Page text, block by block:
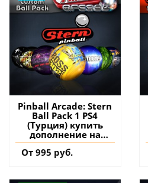
Pinball Arcade: Stern
Ball Pack 1 PS4
(Турция) купить
дополнение на
аккаунт
От 995 руб.